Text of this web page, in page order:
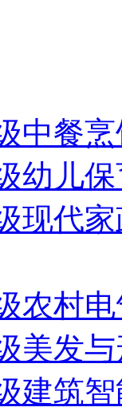
中餐
幼儿
现代
农村
美发
建筑